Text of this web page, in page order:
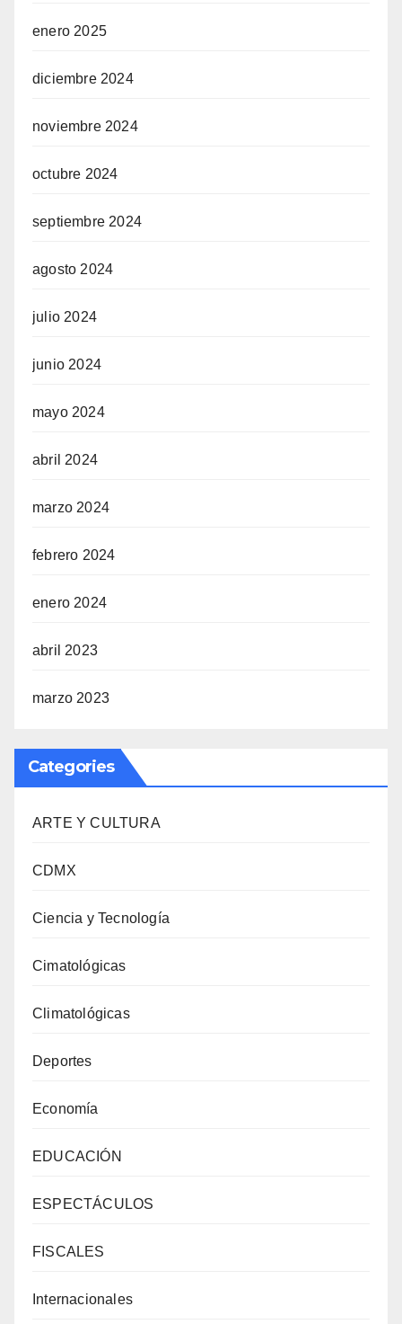
enero 2025
diciembre 2024
noviembre 2024
octubre 2024
septiembre 2024
agosto 2024
julio 2024
junio 2024
mayo 2024
abril 2024
marzo 2024
febrero 2024
enero 2024
abril 2023
marzo 2023
Categories
ARTE Y CULTURA
CDMX
Ciencia y Tecnología
Cimatológicas
Climatológicas
Deportes
Economía
EDUCACIÓN
ESPECTÁCULOS
FISCALES
Internacionales